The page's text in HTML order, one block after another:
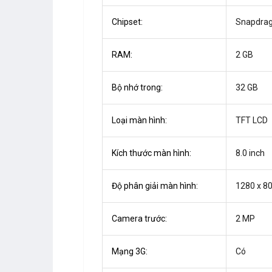
Chipset:
RAM: 2 GB
Bộ nhớ trong: 32 GB
Loại màn hình: TFT LCD
Kích thước màn hình: 8.0 inch
Độ phân giải màn hình: 1280 x
Camera trước: 2 MP
Mạng 3G: Có